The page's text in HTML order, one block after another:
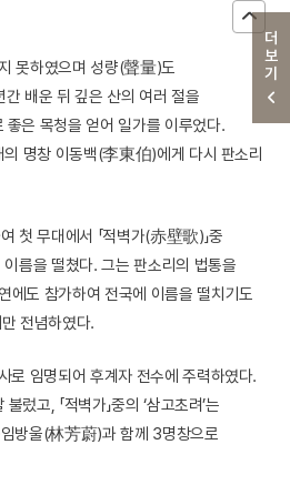
더보기
못하였으며 성량(聲量)도
배운 뒤 깊은 산의 여러 절을
은 목청을 얻어 일가를 이루었다.
명창 이동백(李東伯)에게 다시 판소리
첫 무대에서 「적벽가(赤壁歌)」중
름을 떨쳤다. 그는 판소리의 법통을
에도 참가하여 전국에 이름을 떨치기도
전념하였다.
로 임명되어 후계자 전수에 주력하였다.
불렀고, 「적벽가」중의 ‘삼고초려’는
방울(林芳蔚)과 함께 3명창으로